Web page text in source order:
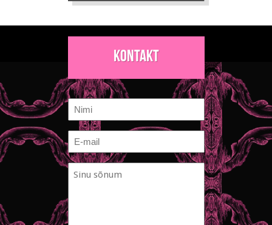
Kontakt
Nimi
E-
mail
Sinu